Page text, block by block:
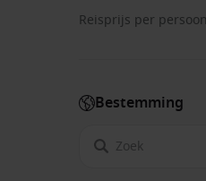
Reisprijs per
Bestemming